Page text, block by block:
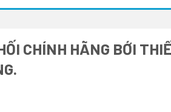
CHÍNH HÃNG BỚI